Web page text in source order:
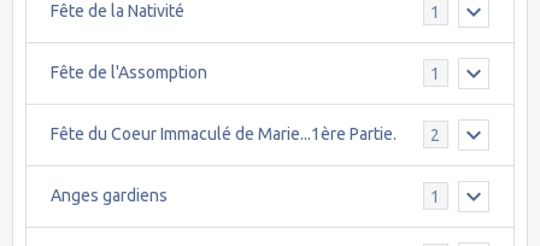
Fête de la Nativité 1
Fête de l'Assomption 1
Fête du Coeur Immaculé de Marie...1ère Partie. 2
Anges gardiens 1